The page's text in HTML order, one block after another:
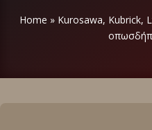
Home » Kurosawa, Kubrick,